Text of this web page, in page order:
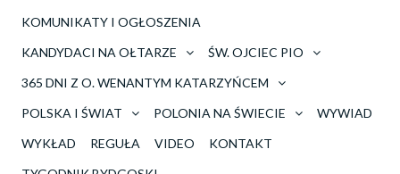
KOMUNIKATY I OGŁOSZENIA
KANDYDACI NA OŁTARZE
ŚW. OJCIEC PIO
365 DNI Z O. WENANTYM KATARZYŃCEM
POLSKA I ŚWIAT
POLONIA NA ŚWIECIE
WYWIAD
WYKŁAD
REGUŁA VIDEO
KONTAKT